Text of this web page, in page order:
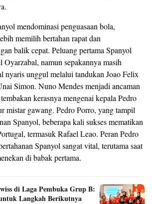
mendominasi penguasaan bola,
memilih bertahan rapat dan
balik cepat. Peluang pertama Spanyol
namun sepakannya masih
nyaris unggul melalui tandukan Joao Felix
Simon. Nuno Mendes menjadi ancaman
kerasnya mengenai kepala Pedro
mistar gawang. Pedro Porro, yang tampil
Spanyol, beberapa kali sukses mematikan
termasuk Rafael Leao. Peran Pedro
Spanyol sangat vital, terutama saat
di babak pertama.
di Laga Pembuka Grup B:
Langkah Berikutnya